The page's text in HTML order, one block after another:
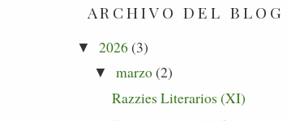
ARCHIVO DEL BLOG
▼ 2026(3)
▼ marzo(2)
Razzies Literarios (XI)